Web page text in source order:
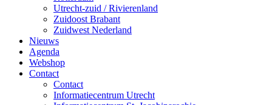
Utrecht-zuid / Rivierenland
Zuidoost Brabant
Zuidwest Nederland
Nieuws
Agenda
Webshop
Contact
Contact
Informatiecentrum Utrecht